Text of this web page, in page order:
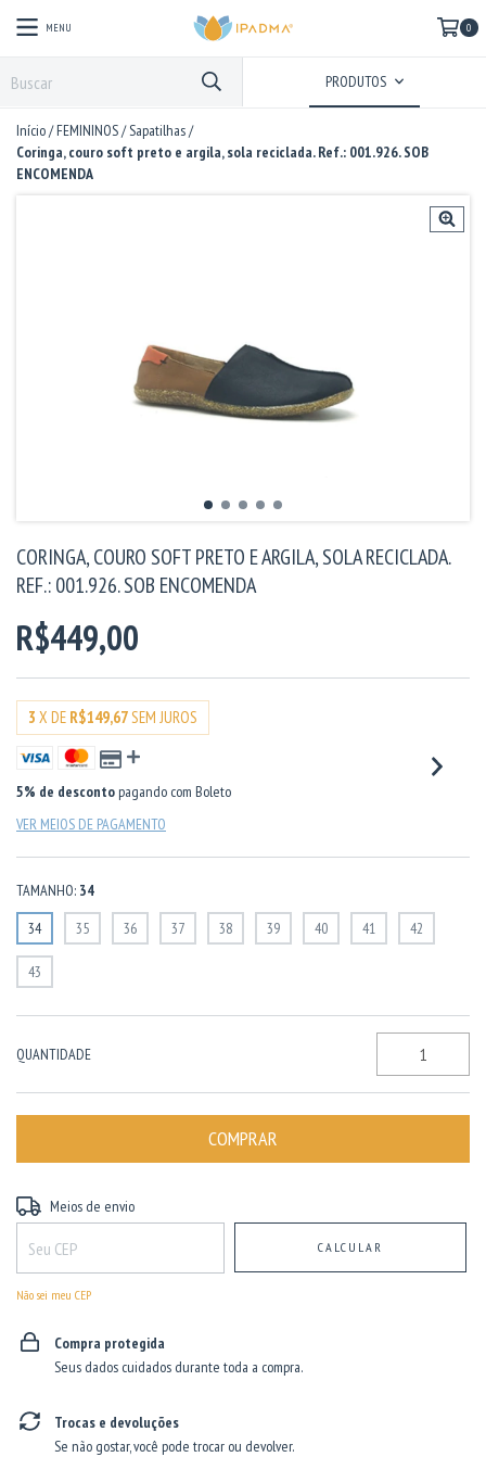
MENU 0
PRODUTOS
Início/FEMININOS/Sapatilhas/
Coringa, couro soft preto e argila, sola reciclada. Ref.: 001.926. SOB
ENCOMENDA
CORINGA, COURO SOFT PRETO E ARGILA, SOLA RECICLADA.
REF.: 001.926. SOB ENCOMENDA
R$449,00
3 X DE R$149,67SEM JUROS
5% de descontopagando com Boleto
VER MEIOS DE PAGAMENTO
TAMANHO: 34
34
35 36 37 38 39 40 41 42
43
QUANTIDADE
Entregas para o CEP:
Meios de envio
CALCULAR
Não sei meu CEP
Compra protegida
Seus dados cuidados durante toda a compra.
Trocas e devoluções
Se não gostar, você pode trocar ou devolver.